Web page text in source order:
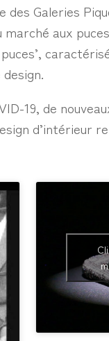
des Galeries
aux
19, de
d’intérieur